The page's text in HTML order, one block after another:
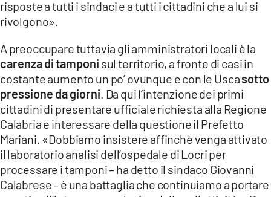
risposte a tutti i sindaci e a tutti i cittadini che a lui si
rivolgono».
A preoccupare tuttavia gli amministratori locali è la
carenza di tamponi sul territorio, a fronte di casi in
costante aumento un po’ ovunque e con le Uscasotto
pressione da giorni . Da qui l’intenzione dei primi
cittadini di presentare ufficiale richiesta alla Regione
Calabria e interessare della questione il Prefetto
Mariani. «Dobbiamo insistere affinchè venga attivato
il laboratorio analisi dell’ospedale di Locri per
processare i tamponi – ha detto il sindaco Giovanni
Calabrese – è una battaglia che continuiamo a portare